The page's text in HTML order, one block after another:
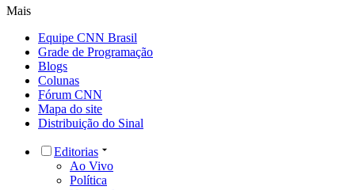
Mais
Equipe CNN Brasil
Grade de Programação
Blogs
Colunas
Fórum CNN
Mapa do site
Distribuição do Sinal
Editorias
Ao Vivo
Política